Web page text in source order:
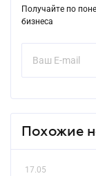
Получайте по
бизнеса
Похожие
17.05